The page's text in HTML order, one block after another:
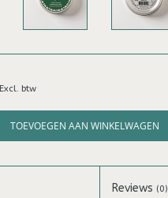
Excl. btw
TOEVOEGEN AAN WINKELWAGEN
Reviews (0)